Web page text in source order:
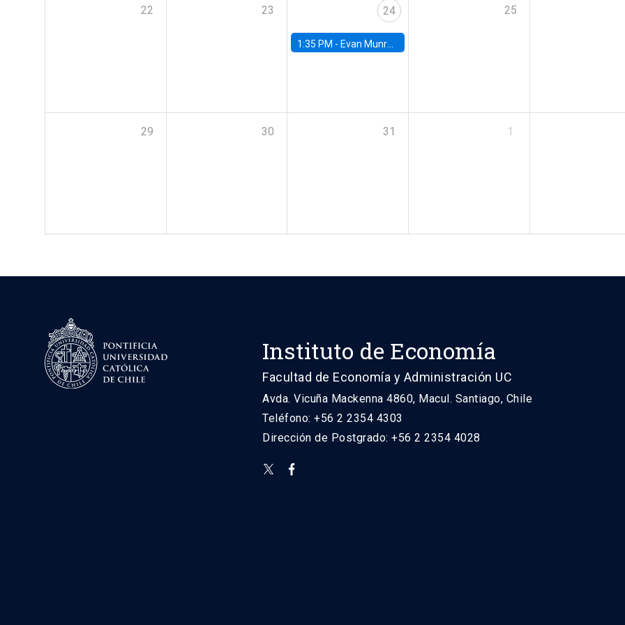
22 23 24
1:35 PM - Evan Munro, Neyman Visiting Assistant Professor in the Department of Statistics at UC Berkeley
25
29 30 31 1
Instituto de Economía
Facultad de Economía y Administración UC
Avda. Vicuña Mackenna 4860, Macul. Santiago, Chile
Teléfono: +56 2 2354 4303
Dirección de Postgrado: +56 2 2354 4028